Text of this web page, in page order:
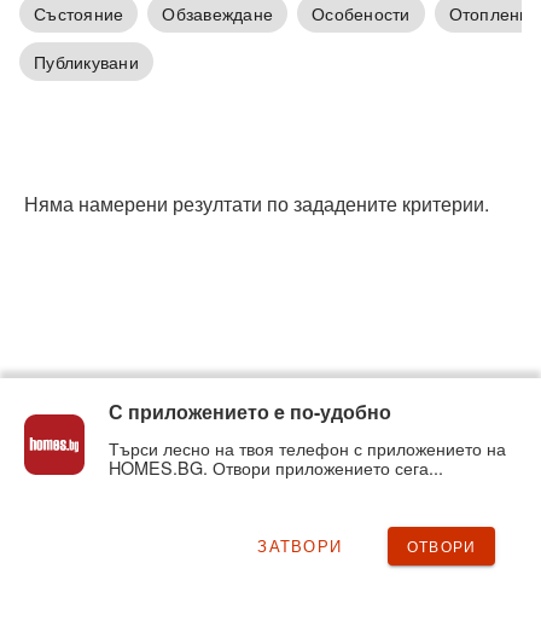
Състояние
Обзавеждане Особености
Отопление
Публикувани
Няма намерени резултати по зададените критерии.
С приложението e по-удобно
Търси лесно на твоя телефон с приложението на
HOMES.BG. Отвори приложението сега...
ЗАТВОРИ ОТВОРИ